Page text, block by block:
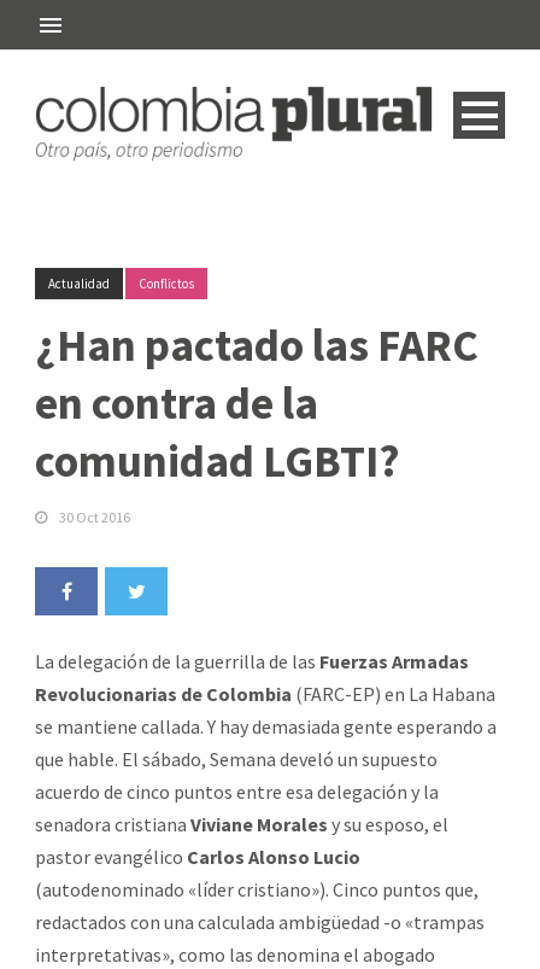
Actualidad Conflictos
¿Han pactado las FARC
en contra de la
comunidad LGBTI?
30 Oct 2016
La delegación de la guerrilla de las Fuerzas Armadas
Revolucionarias de Colombia (FARC-EP) en La Habana
se mantiene callada. Y hay demasiada gente esperando a
que hable. El sábado, Semana develó un supuesto
acuerdo de cinco puntos entre esa delegación y la
senadora cristiana Viviane Morales y su esposo, el
pastorevangélico Carlos Alonso Lucio
(autodenominado «líder cristiano»). Cinco puntos que,
redactados con una calculada ambigüedad -o «trampas
interpretativas», como las denomina el abogado